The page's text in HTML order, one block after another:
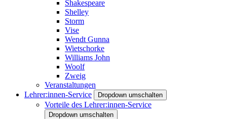
Shakespeare
Shelley
Storm
Vise
Wendt Gunna
Wietschorke
Williams John
Woolf
Zweig
Veranstaltungen
Lehrer:innen-Service
Dropdown umschalten
Vorteile des Lehrer:innen-Service
Dropdown umschalten